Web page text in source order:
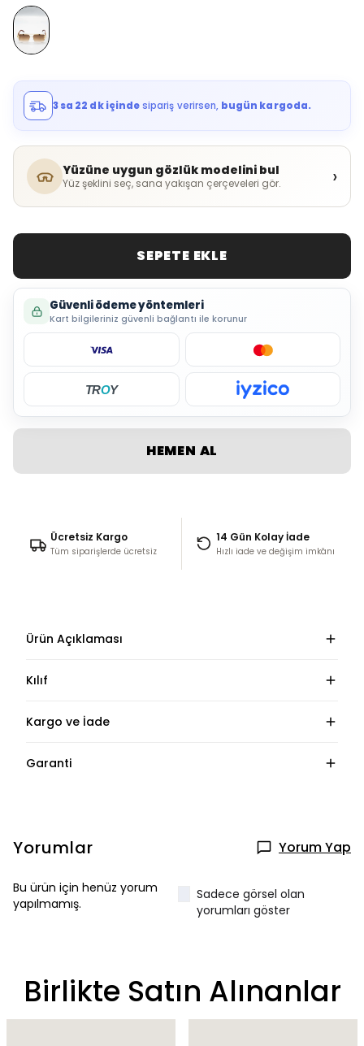
3 sa 22 dk içindesipariş verirsen, bugün kargoda.
Yüzüne uygun gözlük modelini bul
Yüz şeklini seç, sana yakışan çerçeveleri gör. ›
SEPETE EKLE
Güvenli ödeme yöntemleri
Kart bilgileriniz güvenli bağlantı ile korunur
TROY
HEMEN AL
Ücretsiz Kargo
Tüm siparişlerde ücretsiz
14 Gün Kolay İade
Hızlı iade ve değişim imkânı
Ürün Açıklaması
Kılıf
Kargo ve İade
Garanti
Yorumlar Yorum Yap
Bu ürün için henüz yorum
yapılmamış.
Sadece görsel olan
yorumları göster
Birlikte Satın Alınanlar